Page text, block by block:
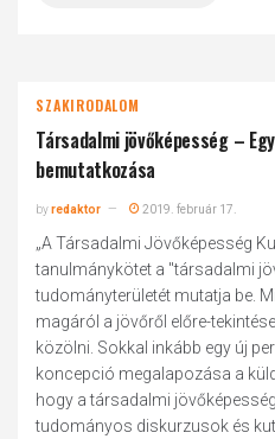
SZAKIRODALOM
Társadalmi jövőképesség –
bemutatkozása
byredaktor 2019. február 17.
„A Társadalmi Jövőképesség
tanulmánykötet a "társadalmi
tudományterületét mutatja be.
magáról a jövőről előre-
közölni. Sokkal inkább egy új
koncepció megalapozása a
hogy a társadalmi
tudományos diskurzusok és